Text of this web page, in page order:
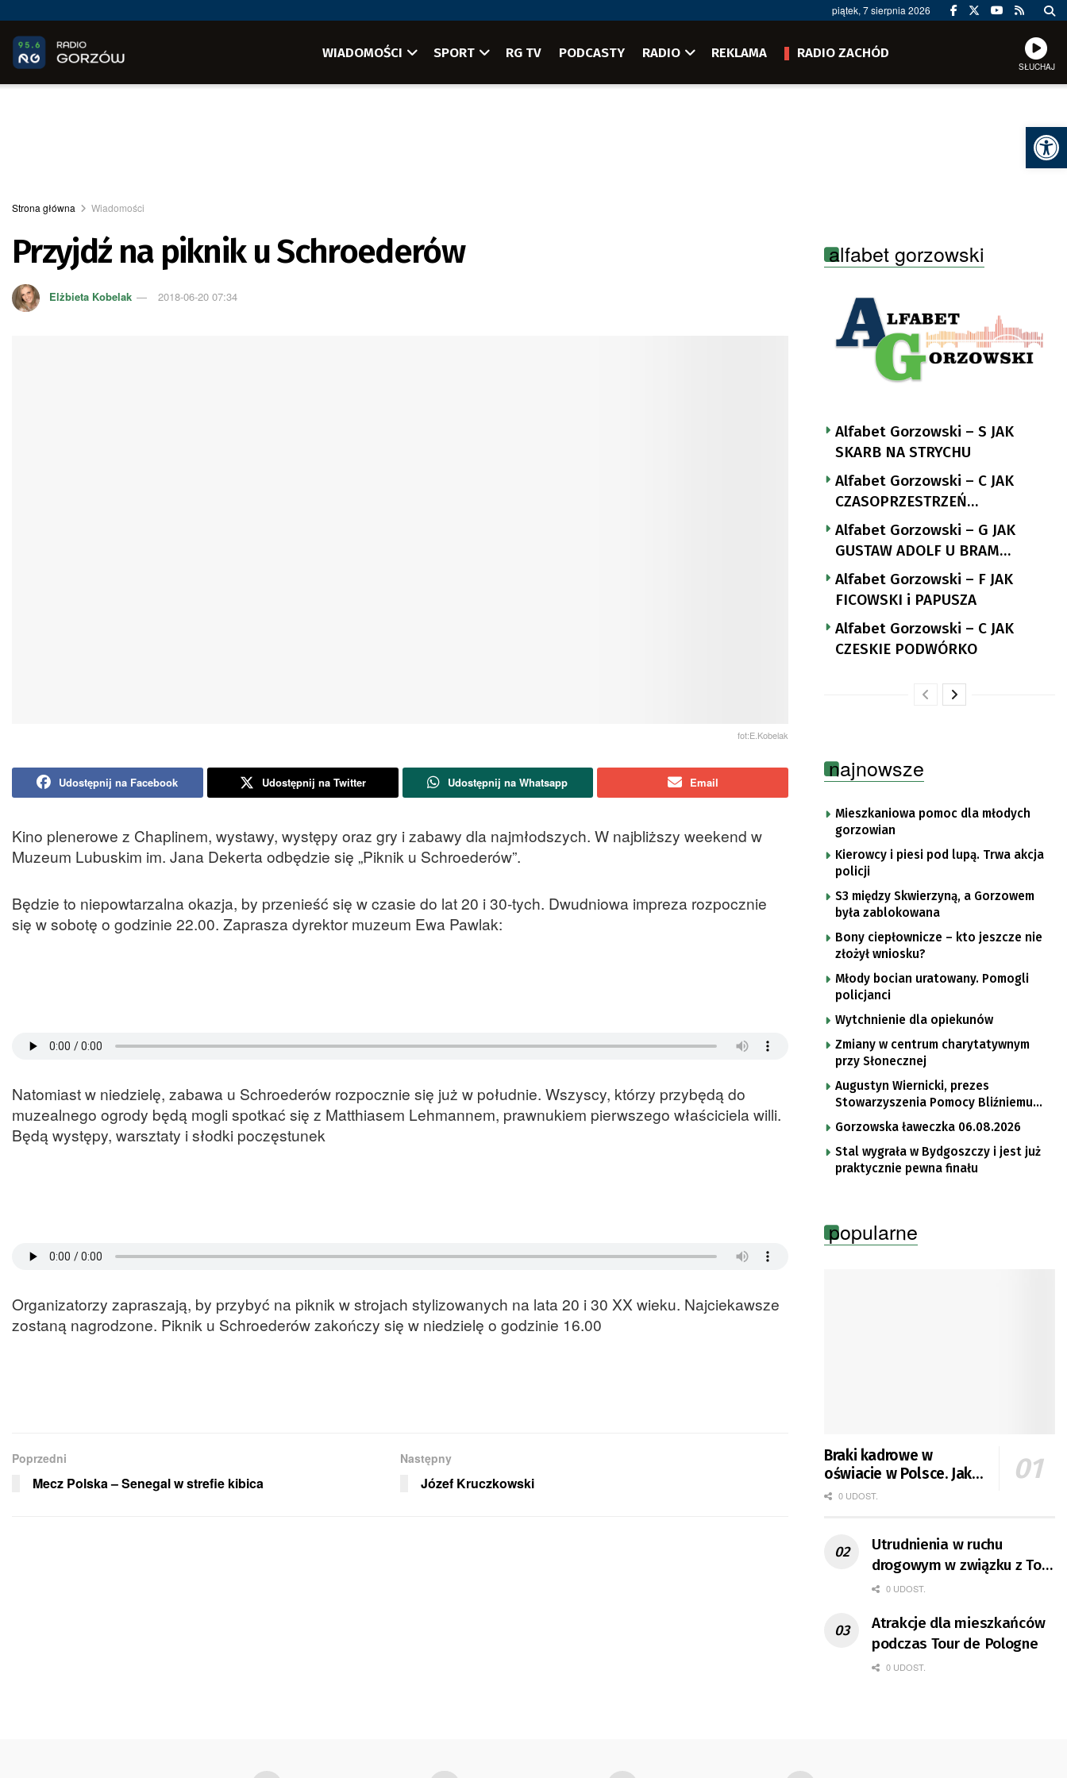
piątek, 7 sierpnia 2026
WIADOMOŚCI SPORT RG TV PODCASTY RADIO REKLAMA RADIO ZACHÓD
SŁUCHAJ
Strona główna Wiadomości
Przyjdź na piknik u Schroederów
Elżbieta Kobelak 2018-06-20 07:34
fot:E.Kobelak
Udostępnij na Facebook Udostępnij na Twitter Udostępnij na Whatsapp Email
Kino plenerowe z Chaplinem, wystawy, występy oraz gry i zabawy dla najmłodszych. W najbliższy weekend w
Muzeum Lubuskim im. Jana Dekerta odbędzie się „Piknik u Schroederów”.
Będzie to niepowtarzalna okazja, by przenieść się w czasie do lat 20 i 30-tych. Dwudniowa impreza rozpocznie
się w sobotę o godzinie 22.00. Zaprasza dyrektor muzeum Ewa Pawlak:
Natomiast w niedzielę, zabawa u Schroederów rozpocznie się już w południe. Wszyscy, którzy przybędą do
muzealnego ogrody będą mogli spotkać się z Matthiasem Lehmannem, prawnukiem pierwszego właściciela willi.
Będą występy, warsztaty i słodki poczęstunek
Organizatorzy zapraszają, by przybyć na piknik w strojach stylizowanych na lata 20 i 30 XX wieku. Najciekawsze
zostaną nagrodzone. Piknik u Schroederów zakończy się w niedzielę o godzinie 16.00
Poprzedni
Mecz Polska – Senegal w strefie kibica
Następny
Józef Kruczkowski
alfabet gorzowski
Alfabet Gorzowski – S JAK
SKARB NA STRYCHU
Alfabet Gorzowski – C JAK
CZASOPRZESTRZEŃ
NUTTGENSA
Alfabet Gorzowski – G JAK
GUSTAW ADOLF U BRAM
LANDSBERGA
Alfabet Gorzowski – F JAK
FICOWSKI i PAPUSZA
Alfabet Gorzowski – C JAK
CZESKIE PODWÓRKO
najnowsze
Mieszkaniowa pomoc dla młodych
gorzowian
Kierowcy i piesi pod lupą. Trwa akcja
policji
S3 między Skwierzyną, a Gorzowem
była zablokowana
Bony ciepłownicze – kto jeszcze nie
złożył wniosku?
Młody bocian uratowany. Pomogli
policjanci
Wytchnienie dla opiekunów
Zmiany w centrum charytatywnym
przy Słonecznej
Augustyn Wiernicki, prezes
Stowarzyszenia Pomocy Bliźniemu
im. Brata Krystyna
Gorzowska ławeczka 06.08.2026
Stal wygrała w Bydgoszczy i jest już
praktycznie pewna finału
popularne
Braki kadrowe w
oświacie w Polsce. Jak
jest w Gorzowie?
0 UDOST.
Utrudnienia w ruchu
drogowym w związku z Tour
de Pologne
0 UDOST.
Atrakcje dla mieszkańców
podczas Tour de Pologne
0 UDOST.